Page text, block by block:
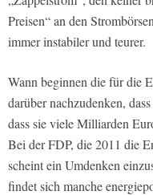
Preisen“ an den
immer instabiler und teurer.
Wann beginnen die für die
darüber nachzudenken,
dass sie viele Milliarden
Bei der FDP, die 2011 die
scheint ein Umdenken
findet sich manche